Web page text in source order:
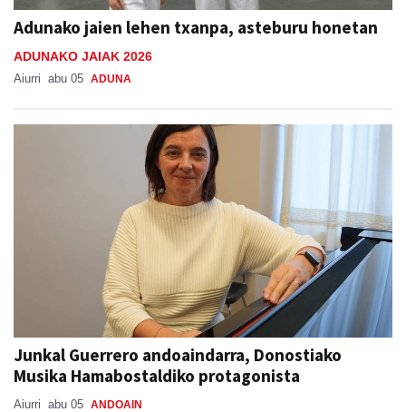
Adunako jaien lehen txanpa, asteburu honetan
ADUNAKO JAIAK 2026
Aiurri abu 05 ADUNA
Junkal Guerrero andoaindarra, Donostiako
Musika Hamabostaldiko protagonista
Aiurri abu 05 ANDOAIN